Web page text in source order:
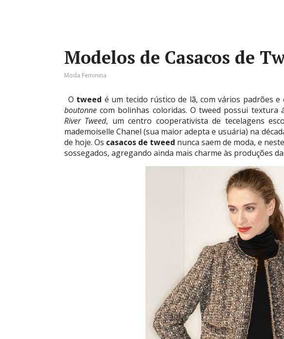
Modelos de Casacos de
Moda Feminina
O tweed é um tecido rústico de lã, com vários padrões
boutonne com bolinhas coloridas. O tweed possui
River Tweed, um centro cooperativista de tecelagens
mademoiselle Chanel (sua maior adepta e usuária) na
de hoje. Os casacos de tweed nunca saem de moda, e neste
sossegados, agregando ainda mais charme às produções